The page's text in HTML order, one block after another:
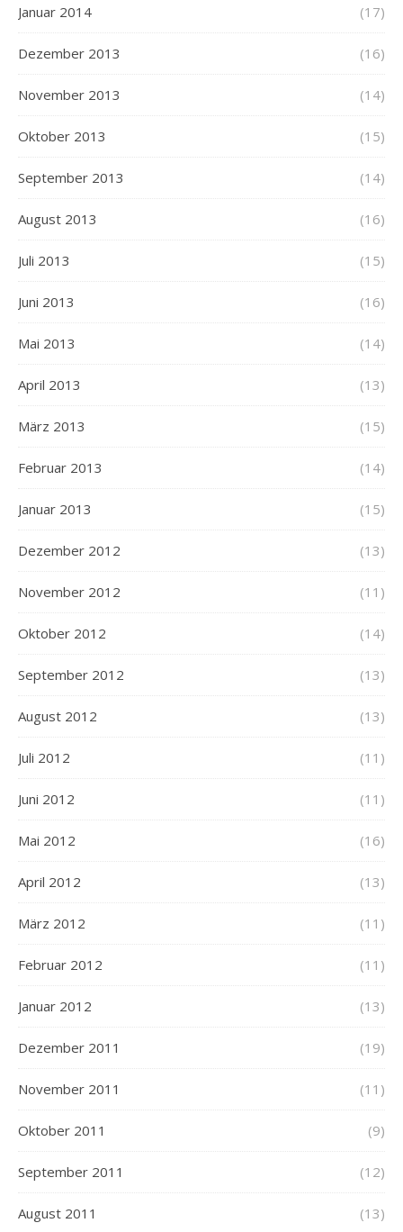
Januar 2014 (17)
Dezember 2013 (16)
November 2013 (14)
Oktober 2013 (15)
September 2013 (14)
August 2013 (16)
Juli 2013 (15)
Juni 2013 (16)
Mai 2013 (14)
April 2013 (13)
März 2013 (15)
Februar 2013 (14)
Januar 2013 (15)
Dezember 2012 (13)
November 2012 (11)
Oktober 2012 (14)
September 2012 (13)
August 2012 (13)
Juli 2012 (11)
Juni 2012 (11)
Mai 2012 (16)
April 2012 (13)
März 2012 (11)
Februar 2012 (11)
Januar 2012 (13)
Dezember 2011 (19)
November 2011 (11)
Oktober 2011 (9)
September 2011 (12)
August 2011 (13)